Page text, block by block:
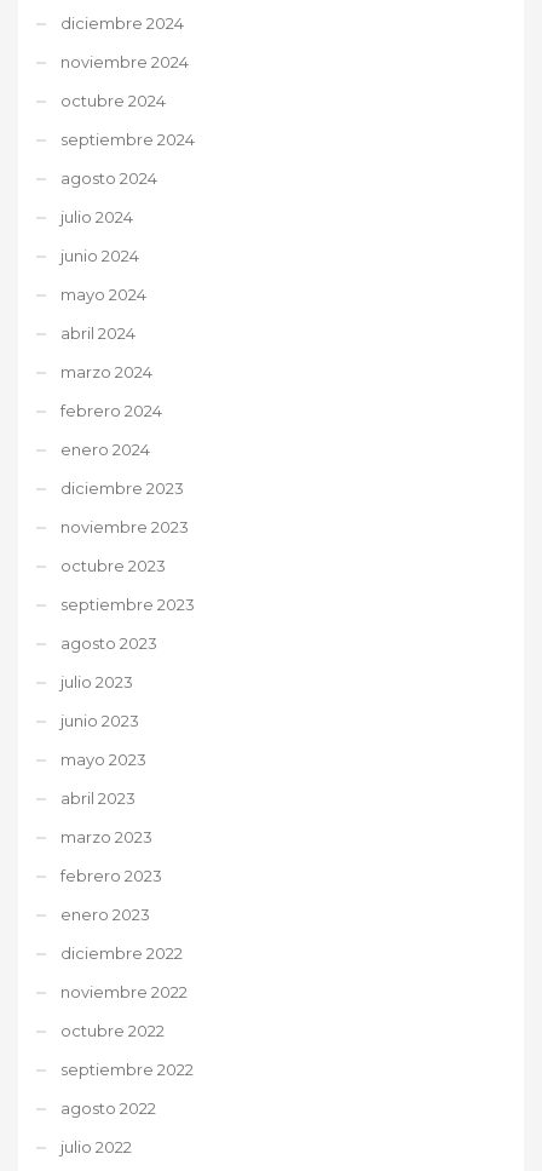
diciembre 2024
noviembre 2024
octubre 2024
septiembre 2024
agosto 2024
julio 2024
junio 2024
mayo 2024
abril 2024
marzo 2024
febrero 2024
enero 2024
diciembre 2023
noviembre 2023
octubre 2023
septiembre 2023
agosto 2023
julio 2023
junio 2023
mayo 2023
abril 2023
marzo 2023
febrero 2023
enero 2023
diciembre 2022
noviembre 2022
octubre 2022
septiembre 2022
agosto 2022
julio 2022